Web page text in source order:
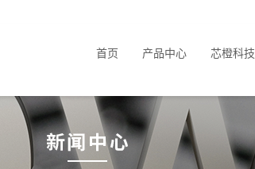
首页 产品中心 芯橙科技